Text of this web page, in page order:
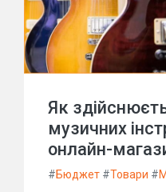
Як
музичних
онлайн-
#Бюджет #Товари #